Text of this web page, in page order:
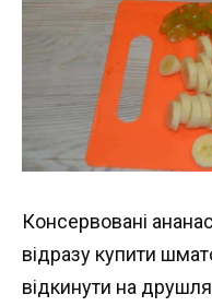
Консервовані
відразу купити
відкинути на